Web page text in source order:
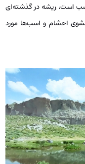
است، ریشه در گذشته‌ای
احشام و اسب‌ها مورد